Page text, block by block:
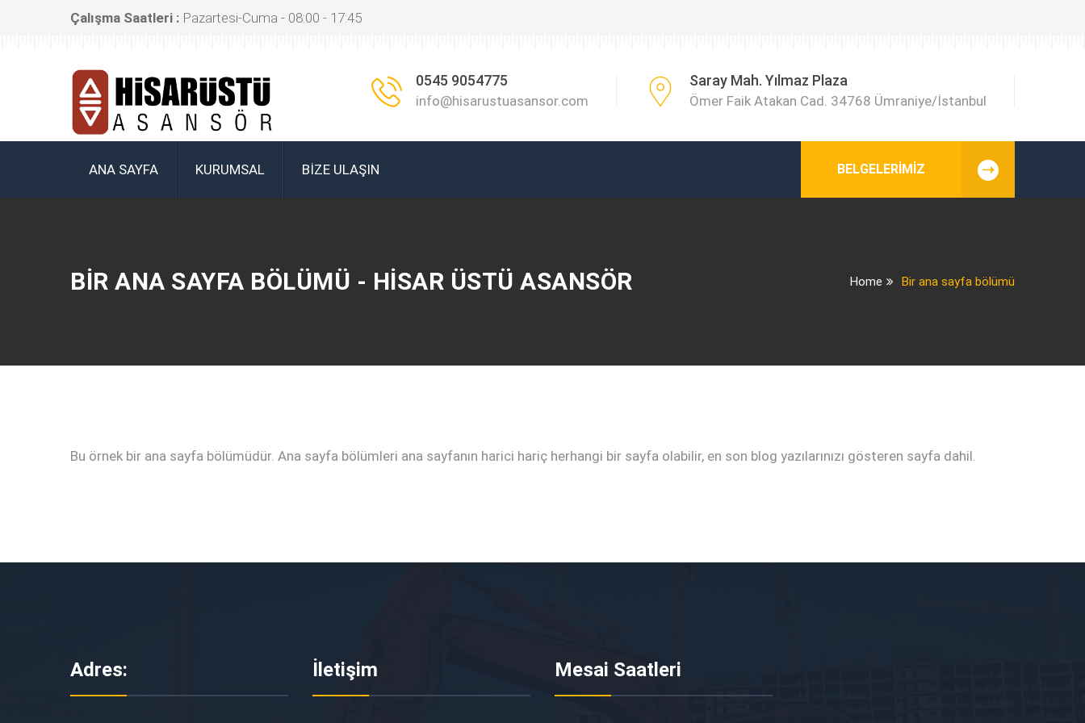
Çalışma Saatleri : Pazartesi-Cuma - 08:00 - 17:45
0545 9054775
info@hisarustuasansor.com
Saray Mah. Yılmaz Plaza
Ömer Faik Atakan Cad. 34768 Ümraniye/İstanbul
ANA SAYFA KURUMSAL BIZE ULAŞIN BELGELERIMIZ
BIR ANA SAYFA BÖLÜMÜ - HISAR ÜSTÜ ASANSÖR Home Bir ana sayfa bölümü
Bu örnek bir ana sayfa bölümüdür. Ana sayfa bölümleri ana sayfanın harici hariç herhangi bir sayfa olabilir, en son blog yazılarınızı gösteren sayfa dahil.
Adres: İletişim Mesai Saatleri